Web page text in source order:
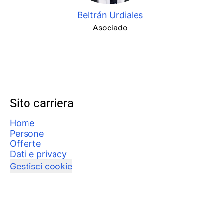
Beltrán Urdiales
Asociado
Sito carriera
Home
Persone
Offerte
Dati e privacy
Gestisci cookie